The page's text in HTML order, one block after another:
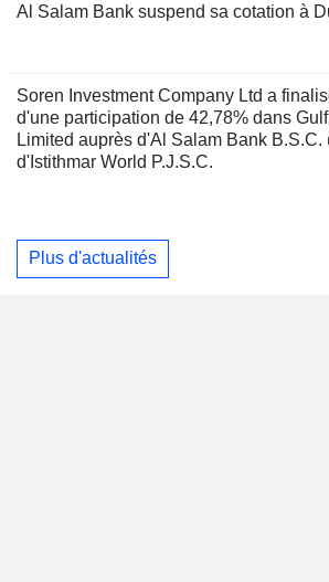
Al Salam Bank suspend sa cotation à
Soren Investment Company Ltd a
d'une participation de 42,78% dans
Limited auprès d'Al Salam Bank B.S.C.
d'Istithmar World P.J.S.C.
Plus d'actualités